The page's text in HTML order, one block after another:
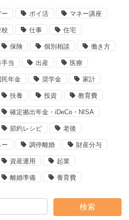
ポイ活 マネー講座
校 仕事 住宅
保険 個別相談 働き方
当 出産 医療
民年金 奨学金 家計
扶養 投資 教育費
確定拠出年金・iDeCo・NISA
節約レシピ 老後
ー 調停離婚 財産分与
資産運用 起業
離婚準備 養育費